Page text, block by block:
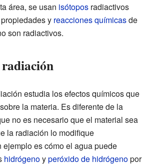
área, se usan isótopos radiactivos
y reacciones químicasde
son radiactivos.
estudia los efectos químicos que
la materia. Es diferente de la
no es necesario que el material sea
la radiación lo modifique
ejemplo es cómo el agua puede
hidrógenoyperóxido de hidrógenopor